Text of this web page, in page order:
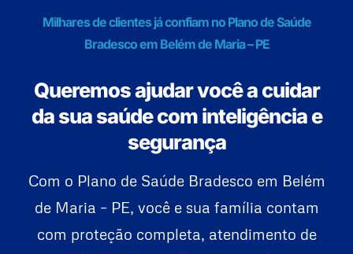
Milhares de clientes já confiam no Plano de Saúde
Bradesco em Belém de Maria – PE
Queremos ajudar você a cuidar
da sua saúde com inteligência e
segurança
Com o Plano de Saúde Bradesco em Belém
de Maria – PE, você e sua família contam
com proteção completa, atendimento de